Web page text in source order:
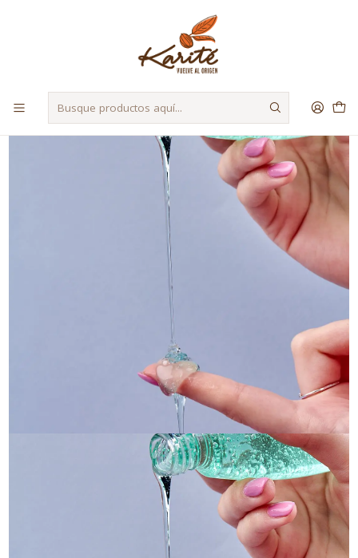
Despacho a Regiones a través de Starken y Bluexpress
Materias Primas Otros Glicerina Vegetal